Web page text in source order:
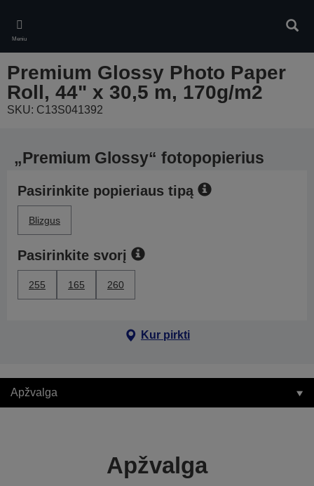
main
content
Meniu
Premium Glossy Photo Paper
Roll, 44" x 30,5 m, 170g/m2
SKU: C13S041392
„Premium Glossy“ fotopopierius
Pasirinkite popieriaus tipą
Blizgus
Pasirinkite svorį
255 165 260
Kur pirkti
Apžvalga
Apžvalga